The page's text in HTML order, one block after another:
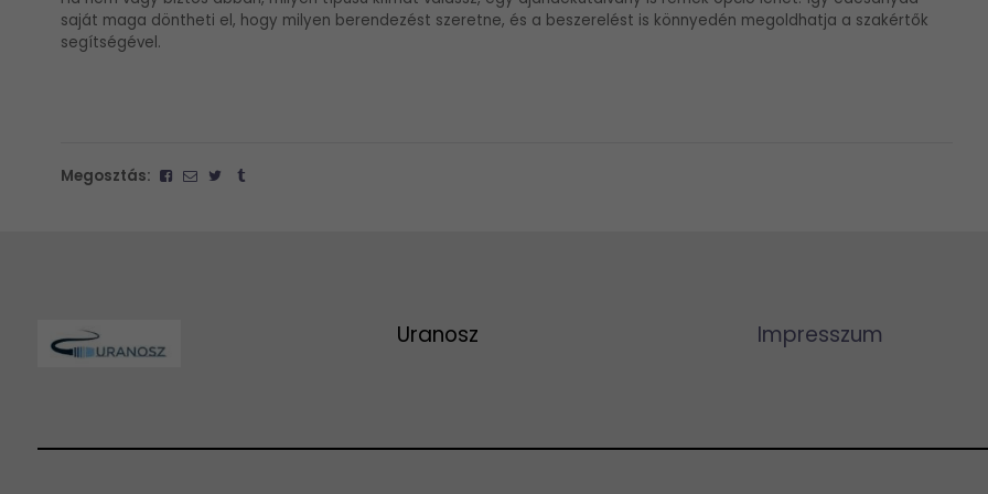
saját maga döntheti el, hogy milyen berendezést szeretne, és a beszerelést is könnyedén megoldhatja a szakértők
segítségével.
Megosztás:
Uranosz Impresszum